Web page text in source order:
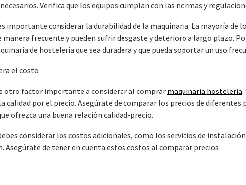
Verifica que los equipos cumplan con las normas y
importante considerar la durabilidad de la maquinaria. La mayoría de
manera frecuente y pueden sufrir desgaste y deterioro a largo plazo.
de hostelería que sea duradera y que pueda soportar un uso
el costo
otro factor importante a considerar al comprar maquinaria hosteleria.
calidad por el precio. Asegúrate de comparar los precios de diferentes
ofrezca una buena relación calidad-precio.
considerar los costos adicionales, como los servicios de
Asegúrate de tener en cuenta estos costos al comparar precios